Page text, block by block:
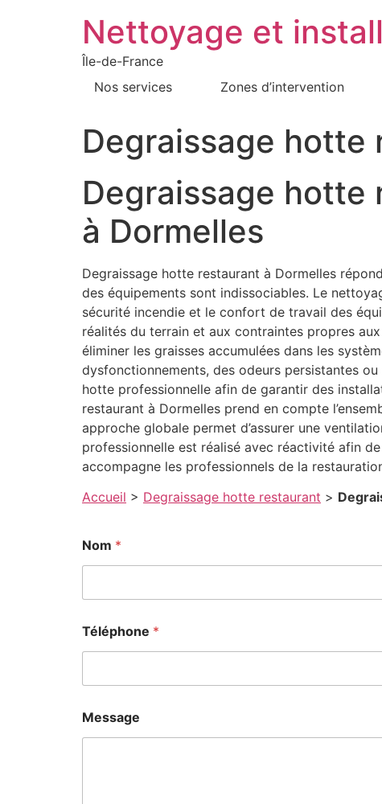
Nettoyage et
Île-de-France
Nos services
Zones d’intervention
Degraissage hotte
Degraissage hotte
à Dormelles
Degraissage hotte restaurant à Dormelles
des équipements sont indissociables. Le
sécurité incendie et le confort de travail des
réalités du terrain et aux contraintes propres
éliminer les graisses accumulées dans les
dysfonctionnements, des odeurs persistantes
hotte professionnelle afin de garantir des
restaurant à Dormelles prend en compte
approche globale permet d’assurer une
professionnelle est réalisé avec réactivité afin
accompagne les professionnels de la
Accueil > Degraissage hotte restaurant >
Nom *
Téléphone *
Message